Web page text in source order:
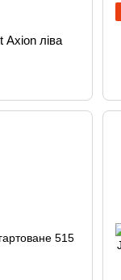
Axion ліва